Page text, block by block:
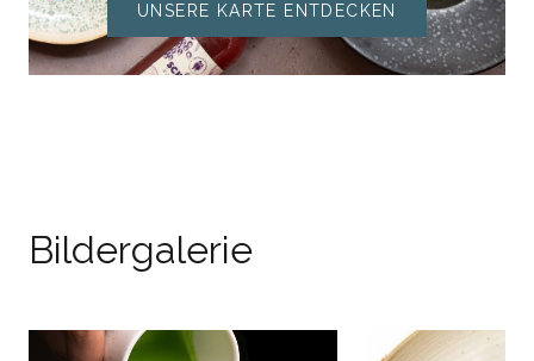
UNSERE KARTE ENTDECKEN
Bildergalerie